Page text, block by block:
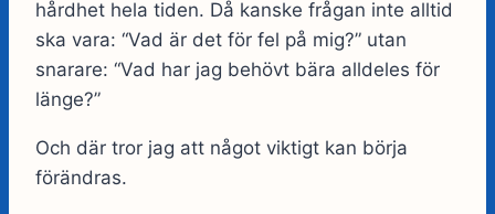
hårdhet hela tiden. Då kanske frågan inte alltid
ska vara: “Vad är det för fel på mig?” utan
snarare: “Vad har jag behövt bära alldeles för
länge?”
Och där tror jag att något viktigt kan börja
förändras.